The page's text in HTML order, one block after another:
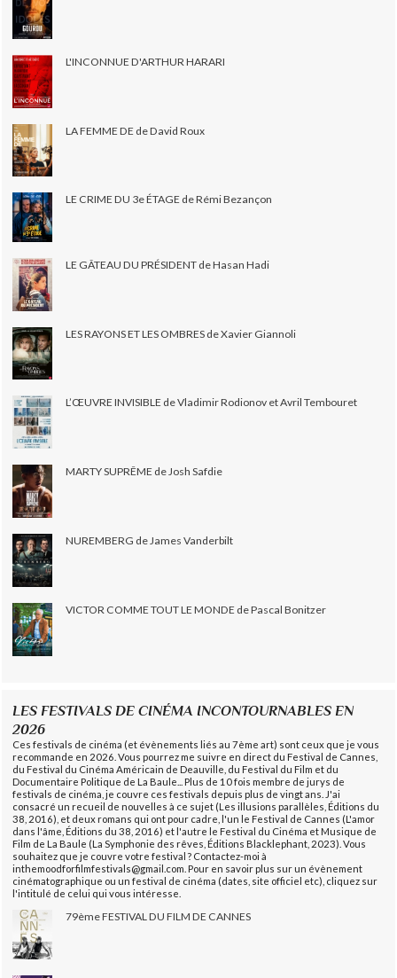
L'INCONNUE D'ARTHUR HARARI
LA FEMME DE de David Roux
LE CRIME DU 3e ÉTAGE de Rémi Bezançon
LE GÂTEAU DU PRÉSIDENT de Hasan Hadi
LES RAYONS ET LES OMBRES de Xavier Giannoli
L’ŒUVRE INVISIBLE de Vladimir Rodionov et Avril Tembouret
MARTY SUPRÊME de Josh Safdie
NUREMBERG de James Vanderbilt
VICTOR COMME TOUT LE MONDE de Pascal Bonitzer
LES FESTIVALS DE CINÉMA INCONTOURNABLES EN
2026
Ces festivals de cinéma (et évènements liés au 7ème art) sont ceux que je vous
recommande en 2026. Vous pourrez me suivre en direct du Festival de Cannes,
du Festival du Cinéma Américain de Deauville, du Festival du Film et du
Documentaire Politique de La Baule... Plus de 10 fois membre de jurys de
festivals de cinéma, je couvre ces festivals depuis plus de vingt ans. J'ai
consacré un recueil de nouvelles à ce sujet (Les illusions parallèles, Éditions du
38, 2016), et deux romans qui ont pour cadre, l'un le Festival de Cannes (L'amor
dans l'âme, Éditions du 38, 2016) et l'autre le Festival du Cinéma et Musique de
Film de La Baule (La Symphonie des rêves, Éditions Blacklephant, 2023). Vous
souhaitez que je couvre votre festival ? Contactez-moi à
inthemoodforfilmfestivals@gmail.com. Pour en savoir plus sur un évènement
cinématographique ou un festival de cinéma (dates, site officiel etc), cliquez sur
l'intitulé de celui qui vous intéresse.
79ème FESTIVAL DU FILM DE CANNES